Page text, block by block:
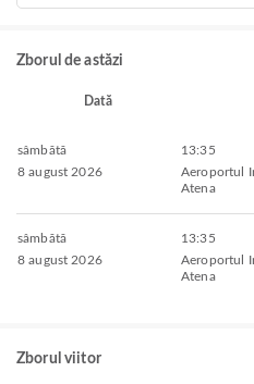
Zborul de astăzi
Dată
sâmbătă
8 august 2026
13:35
Aeroportul
Atena
sâmbătă
8 august 2026
13:35
Aeroportul
Atena
Zborul viitor